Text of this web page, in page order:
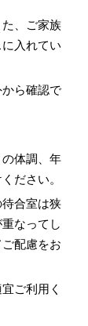
、ご家族
入れてい
ら確認で
体調、年
ださい。
合室は狭
なってし
配慮をお
ご利用く